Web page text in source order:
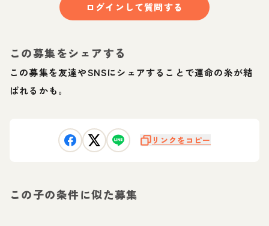
ログインして質問する
この募集をシェアする
この募集を友達やSNSにシェアすることで運命の糸が結
ばれるかも。
リンクをコピー
この子の条件に似た募集